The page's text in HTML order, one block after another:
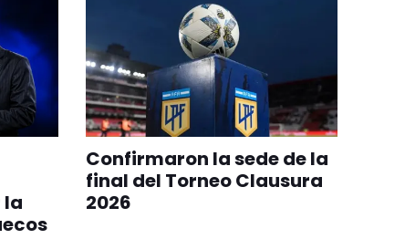
la
Confirmaron la sede de la
final del Torneo Clausura
2026